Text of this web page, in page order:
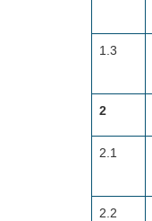
1.3
2
2.1
2.2